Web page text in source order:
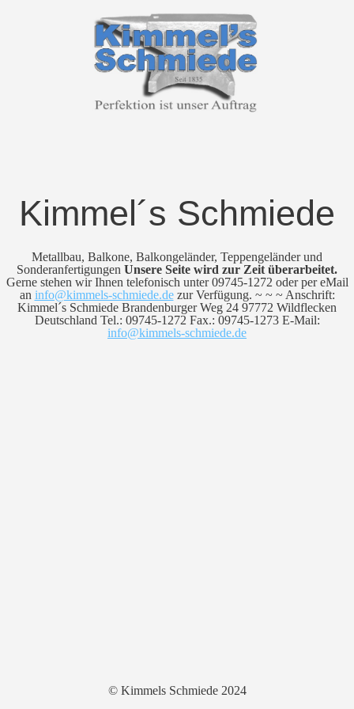
Kimmel´s Schmiede
Metallbau, Balkone, Balkongeländer, Teppengeländer und
Sonderanfertigungen Unsere Seite wird zur Zeit überarbeitet.
Gerne stehen wir Ihnen telefonisch unter 09745-1272 oder per eMail
an info@kimmels-schmiede.dezur Verfügung. ~ ~ ~ Anschrift:
Kimmel´s Schmiede Brandenburger Weg 24 97772 Wildflecken
Deutschland Tel.: 09745-1272 Fax.: 09745-1273 E-Mail:
info@kimmels-schmiede.de
© Kimmels Schmiede 2024